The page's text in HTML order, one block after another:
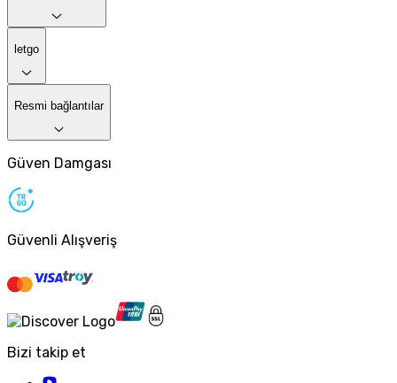
letgo
Resmi bağlantılar
Güven Damgası
Güvenli Alışveriş
Bizi takip et